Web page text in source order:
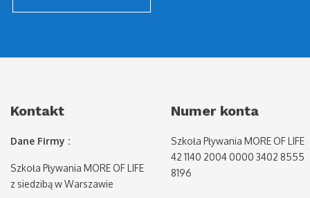
Kontakt
Dane Firmy :
Szkoła Pływania MORE OF LIFE
z siedzibą w Warszawie
Numer konta
Szkoła Pływania MORE OF LIFE
42 1140 2004 0000 3402 8555
8196